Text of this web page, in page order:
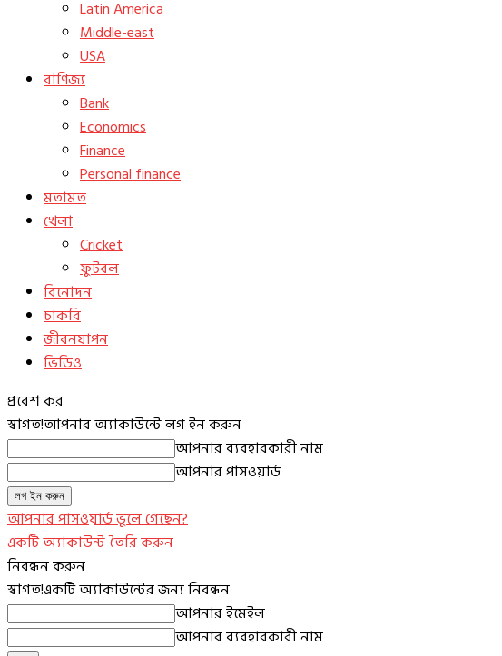
Latin America
Middle-east
USA
বাণিজ্য
Bank
Economics
Finance
Personal finance
মতামত
খেলা
Cricket
ফুটবল
বিনোদন
চাকরি
জীবনযাপন
ভিডিও
প্রবেশ কর
স্বাগত!আপনার অ্যাকাউন্টে লগ ইন করুন
আপনার ব্যবহারকারী নাম
আপনার পাসওয়ার্ড
আপনার পাসওয়ার্ড ভুলে গেছেন?
একটি অ্যাকাউন্ট তৈরি করুন
নিবন্ধন করুন
স্বাগত!একটি অ্যাকাউন্টের জন্য নিবন্ধন
আপনার ইমেইল
আপনার ব্যবহারকারী নাম